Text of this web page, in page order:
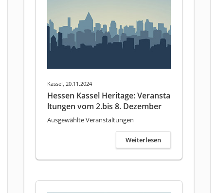
Kassel, 20.11.2024
Hessen Kassel Heritage: Veransta
ltungen vom 2.bis 8. Dezember
Ausgewählte Veranstaltungen
Weiterlesen